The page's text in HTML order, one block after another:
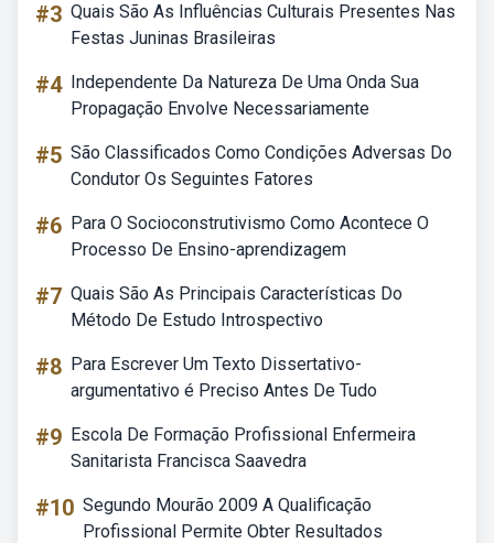
#3 Quais São As Influências Culturais Presentes Nas
Festas Juninas Brasileiras
#4 Independente Da Natureza De Uma Onda Sua
Propagação Envolve Necessariamente
#5 São Classificados Como Condições Adversas Do
Condutor Os Seguintes Fatores
#6 Para O Socioconstrutivismo Como Acontece O
Processo De Ensino-aprendizagem
#7 Quais São As Principais Características Do
Método De Estudo Introspectivo
#8 Para Escrever Um Texto Dissertativo-
argumentativo é Preciso Antes De Tudo
#9 Escola De Formação Profissional Enfermeira
Sanitarista Francisca Saavedra
#10 Segundo Mourão 2009 A Qualificação
Profissional Permite Obter Resultados